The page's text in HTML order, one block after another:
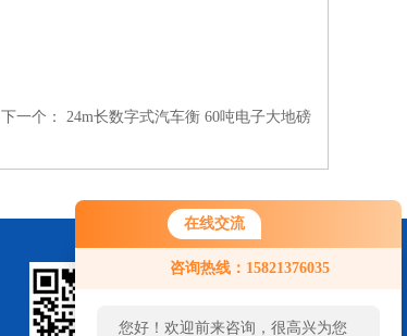
在线交流
咨询热线：15821376035
您好！欢迎前来咨询，很高兴为您
下一个： 24m长数字式汽车衡 60吨电子大地磅